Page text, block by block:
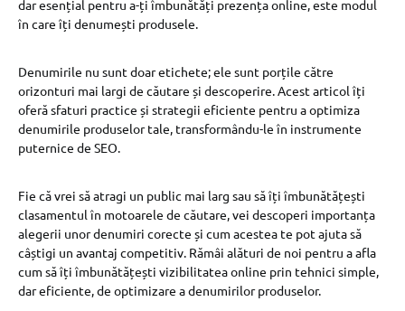
dar esențial pentru a-ți îmbunătăți prezența online, este modul
în care îți denumești produsele.
Denumirile nu sunt doar etichete; ele sunt porțile către
orizonturi mai largi de căutare și descoperire. Acest articol îți
oferă sfaturi practice și strategii eficiente pentru a optimiza
denumirile produselor tale, transformându-le în instrumente
puternice de SEO.
Fie că vrei să atragi un public mai larg sau să îți îmbunătățești
clasamentul în motoarele de căutare, vei descoperi importanța
alegerii unor denumiri corecte și cum acestea te pot ajuta să
câștigi un avantaj competitiv. Rămâi alături de noi pentru a afla
cum să îți îmbunătățești vizibilitatea online prin tehnici simple,
dar eficiente, de optimizare a denumirilor produselor.